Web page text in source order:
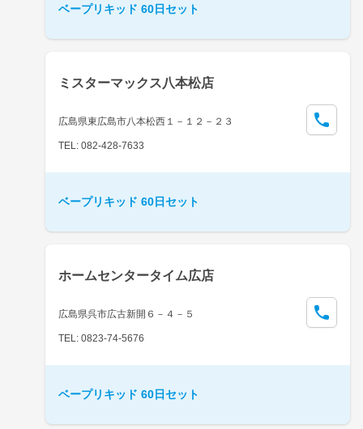
ベープリキッド 60日セット
ミスターマックス八本松店
広島県東広島市八本松西１－１２－２３
TEL: 082-428-7633
ベープリキッド 60日セット
ホームセンタータイム広店
広島県呉市広古新開６－４－５
TEL: 0823-74-5676
ベープリキッド 60日セット